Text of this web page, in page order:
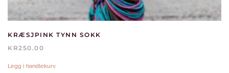
KRÆSJPINK TYNN SOKK
KR250.00
Legg i handlekurv